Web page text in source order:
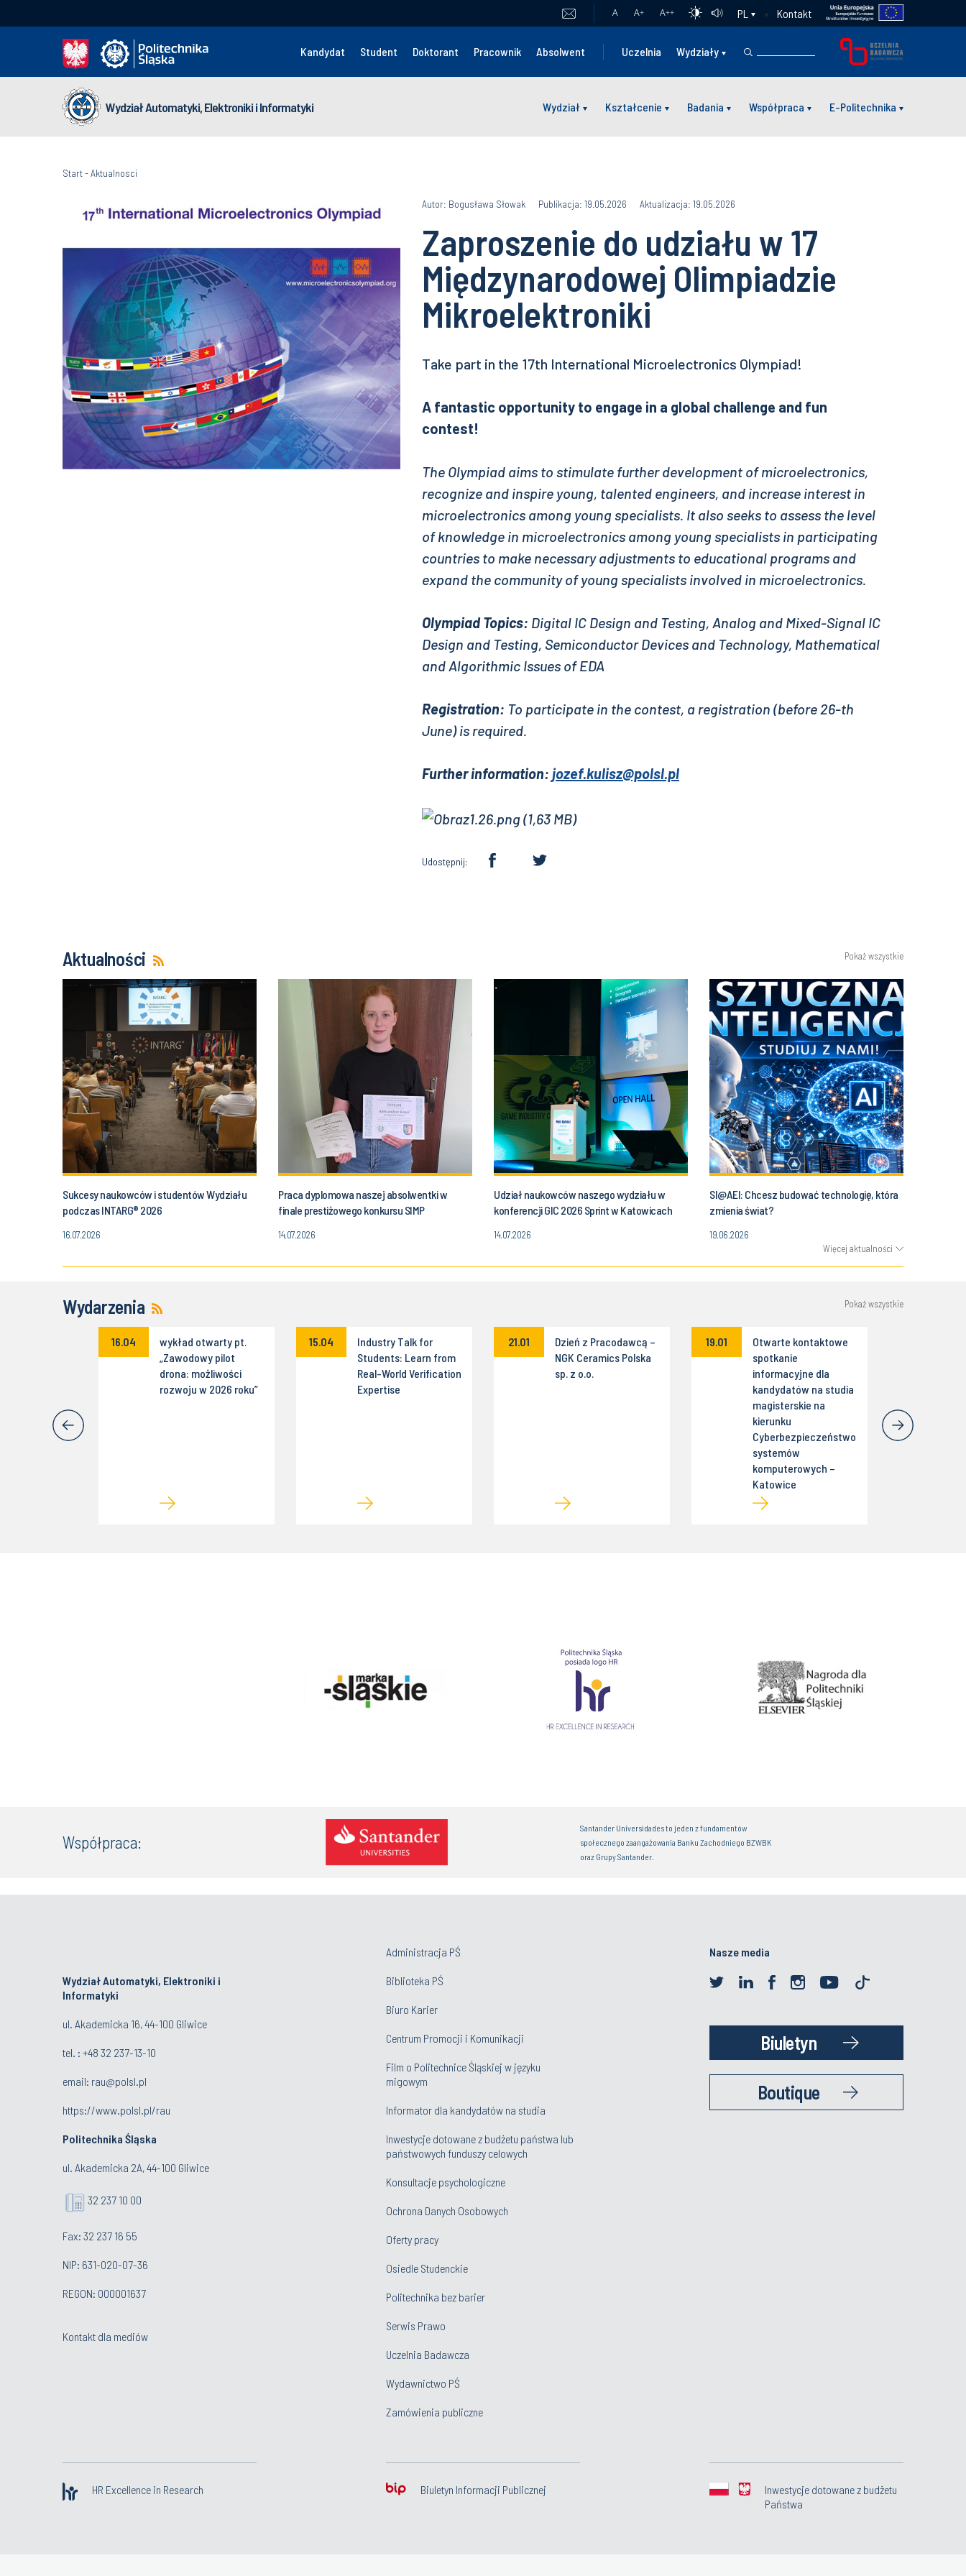
A A+ A++ PL Kontakt
Kandydat Student Doktorant Pracownik Absolwent Uczelnia Wydziały
Wydział Automatyki, Elektroniki i Informatyki Wydział Kształcenie Badania Współpraca E-Politechnika
Start-Aktualnosci
Autor: Bogusława Słowak Publikacja: 19.05.2026 Aktualizacja: 19.05.2026
Zaproszenie do udziału w 17
Międzynarodowej Olimpiadzie
Mikroelektroniki
Take part in the 17th International Microelectronics Olympiad!
A fantastic opportunity to engage in a global challenge and fun
contest!
The Olympiad aims to stimulate further development of microelectronics,
recognize and inspire young, talented engineers, and increase interest in
microelectronics among young specialists. It also seeks to assess the level
of knowledge in microelectronics among young specialists in participating
countries to make necessary adjustments to educational programs and
expand the community of young specialists involved in microelectronics.
Olympiad Topics: Digital IC Design and Testing, Analog and Mixed-Signal IC
Design and Testing, Semiconductor Devices and Technology, Mathematical
and Algorithmic Issues of EDA
Registration: To participate in the contest, a registration (before 26-th
June) is required.
Further information: jozef.kulisz@polsl.pl
Udostępnij:
Aktualności Pokaż wszystkie
Sukcesy naukowców i studentów Wydziału
podczas INTARG® 2026
16.07.2026
Praca dyplomowa naszej absolwentki w
finale prestiżowego konkursu SIMP
14.07.2026
Udział naukowców naszego wydziału w
konferencji GIC 2026 Sprint w Katowicach
14.07.2026
SI@AEI: Chcesz budować technologię, która
zmienia świat?
19.06.2026
Więcej aktualności
Wydarzenia Pokaż wszystkie
16.04
wykład otwarty pt.
„Zawodowy pilot
drona: możliwości
rozwoju w 2026 roku”
15.04
Industry Talk for
Students: Learn from
Real-World Verification
Expertise
21.01
Dzień z Pracodawcą –
NGK Ceramics Polska
sp. z o.o.
19.01
Otwarte kontaktowe
spotkanie
informacyjne dla
kandydatów na studia
magisterskie na
kierunku
Cyberbezpieczeństwo
systemów
komputerowych –
Katowice
w
Współpraca:
Santander Universidades to jeden z fundamentów
społecznego zaangażowania Banku Zachodniego BZWBK
oraz Grupy Santander.
Wydział Automatyki, Elektroniki i
Informatyki
ul. Akademicka 16, 44-100 Gliwice
tel. : +48 32 237-13-10
email: rau@polsl.pl
https://www.polsl.pl/rau
Politechnika Śląska
ul. Akademicka 2A, 44-100 Gliwice
32 237 10 00
Fax: 32 237 16 55
NIP: 631-020-07-36
REGON: 000001637
Kontakt dla mediów
Administracja PŚ
Biblioteka PŚ
Biuro Karier
Centrum Promocji i Komunikacji
Film o Politechnice Śląskiej w języku
migowym
Informator dla kandydatów na studia
Inwestycje dotowane z budżetu państwa lub
państwowych funduszy celowych
Konsultacje psychologiczne
Ochrona Danych Osobowych
Oferty pracy
Osiedle Studenckie
Politechnika bez barier
Serwis Prawo
Uczelnia Badawcza
Wydawnictwo PŚ
Zamówienia publiczne
Nasze media
Biuletyn
Boutique
HR Excellence in Research Biuletyn Informacji Publicznej
Inwestycje dotowane z budżetu
Państwa